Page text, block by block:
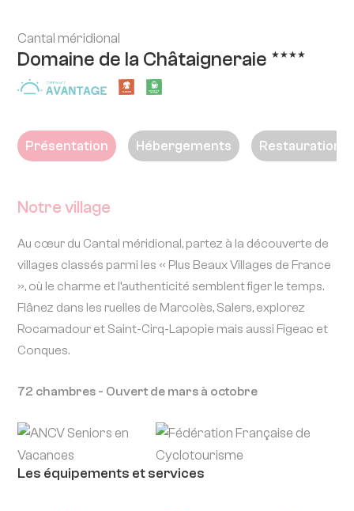
Cantal méridional
Domaine de la Châtaigneraie ★★★★
Présentation Hébergements Restauration
Notre village
Au cœur du Cantal méridional, partez à la découverte de
villages classés parmi les « Plus Beaux Villages de France
», où le charme et l’authenticité semblent figer le temps.
Flânez dans les ruelles de Marcolès, Salers, explorez
Rocamadour et Saint-Cirq-Lapopie mais aussi Figeac et
Conques.
72 chambres - Ouvert de mars à octobre
Les équipements et services